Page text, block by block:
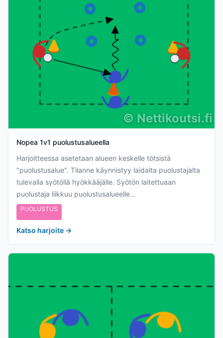
© Nettikoutsi.fi
Nopea 1v1 puolustusalueella
Harjoitteessa asetetaan alueen keskelle tötsistä
"puolustusalue". Tilanne käynnistyy laidalta puolustajalta
tulevalla syötöllä hyökkääjälle. Syötön laitettuaan
puolustaja liikkuu puolustusalueelle...
PUOLUSTUS
Katso harjoite →